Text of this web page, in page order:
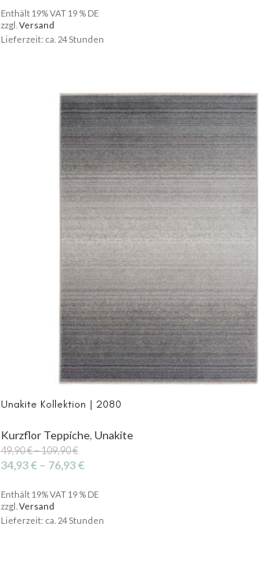
Enthält 19% VAT 19 % DE
zzgl. Versand
Lieferzeit: ca. 24 Stunden
Unakite Kollektion | 2080
Kurzflor Teppiche, Unakite
49,90€–109,90€
34,93€ – 76,93€
Enthält 19% VAT 19 % DE
zzgl. Versand
Lieferzeit: ca. 24 Stunden